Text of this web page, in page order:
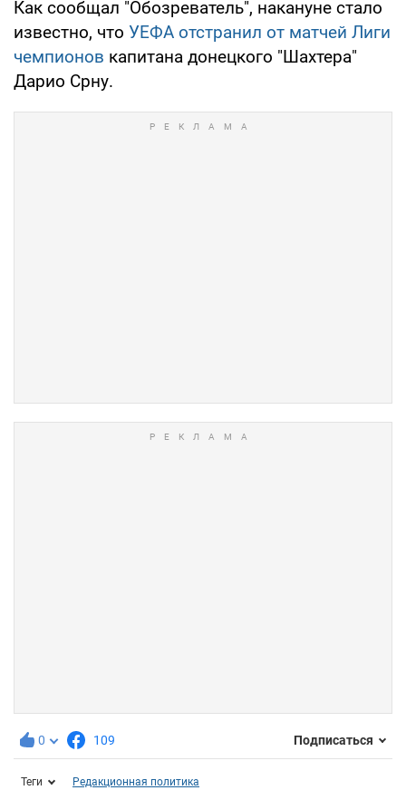
Как сообщал "Обозреватель", накануне стало
известно, что УЕФА отстранил от матчей Лиги
чемпионов капитана донецкого "Шахтера"
Дарио Срну.
0 109 Подписаться
Теги Редакционная политика